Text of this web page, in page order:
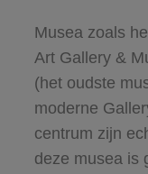
Musea zoals
Art Gallery &
(het oudste
moderne
centrum zijn
deze musea is